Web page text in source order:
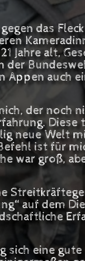
das
Jahre alt,
Appen auch
der noch
neue Welt
ist für
war groß,
auf dem
eine